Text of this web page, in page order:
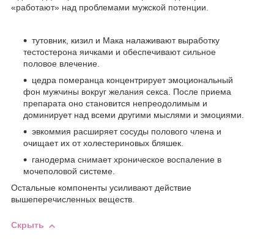
«работают» над проблемами мужской потенции.
тутовник, кизил и Мака налаживают выработку
тестостерона яичками и обеспечивают сильное
половое влечение.
цедра померанца концентрирует эмоциональный
фон мужчины вокруг желания секса. После приема
препарата оно становится непреодолимым и
доминирует над всеми другими мыслями и эмоциями.
эвкоммия расширяет сосуды полового члена и
очищает их от холестериновых бляшек.
ганодерма снимает хроническое воспаление в
мочеполовой системе.
Остальные компоненты усиливают действие
вышеперечисленных веществ.
Скрыть